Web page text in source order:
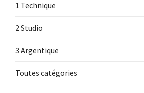
1 Technique
2 Studio
3 Argentique
Toutes catégories